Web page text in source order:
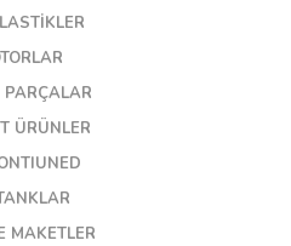
PARÇALAR
ÜRÜNLER
MAKETLER